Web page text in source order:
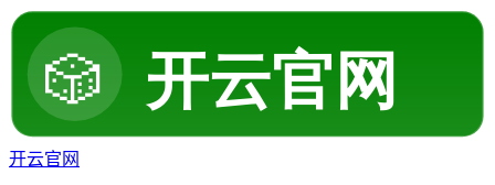
开云官网